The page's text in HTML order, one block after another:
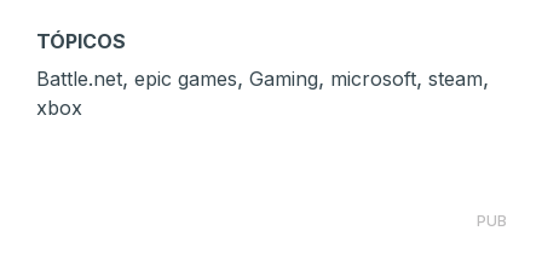
TÓPICOS
Battle.net, epic games, Gaming, microsoft, steam,
xbox
PUB